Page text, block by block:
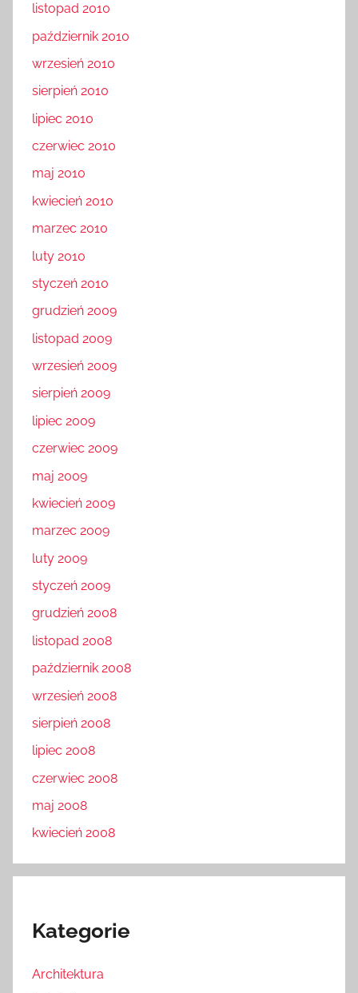
listopad 2010
październik 2010
wrzesień 2010
sierpień 2010
lipiec 2010
czerwiec 2010
maj 2010
kwiecień 2010
marzec 2010
luty 2010
styczeń 2010
grudzień 2009
listopad 2009
wrzesień 2009
sierpień 2009
lipiec 2009
czerwiec 2009
maj 2009
kwiecień 2009
marzec 2009
luty 2009
styczeń 2009
grudzień 2008
listopad 2008
październik 2008
wrzesień 2008
sierpień 2008
lipiec 2008
czerwiec 2008
maj 2008
kwiecień 2008
Kategorie
Architektura